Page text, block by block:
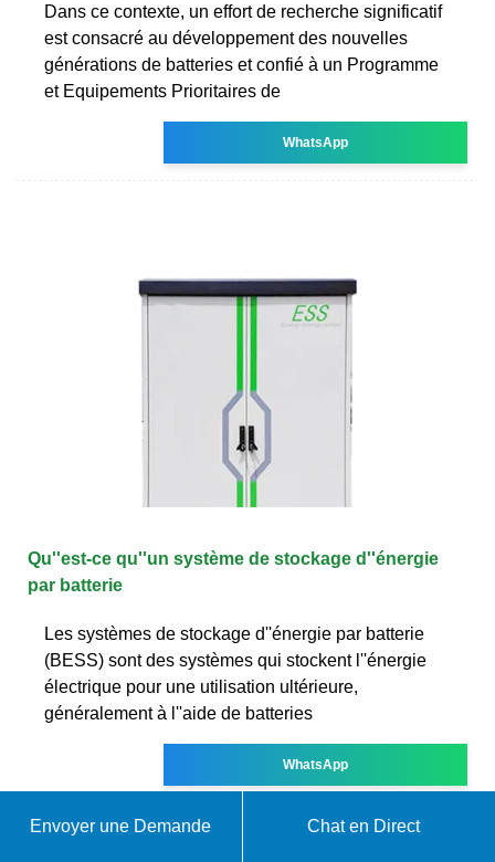
Dans ce contexte, un effort de recherche significatif
est consacré au développement des nouvelles
générations de batteries et confié à un Programme
et Equipements Prioritaires de
WhatsApp
Qu''est-ce qu''un système de stockage d''énergie
par batterie
Les systèmes de stockage d''énergie par batterie
(BESS) sont des systèmes qui stockent l''énergie
électrique pour une utilisation ultérieure,
généralement à l''aide de batteries
WhatsApp
Envoyer une Demande Chat en Direct